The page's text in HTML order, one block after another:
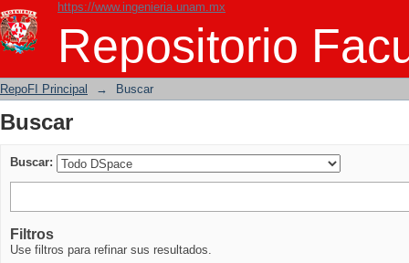
https://www.ingenieria.unam.mx
Repositorio
Buscar
RepoFI Principal → Buscar
Buscar
Buscar:
Filtros
Use filtros para refinar sus resultados.